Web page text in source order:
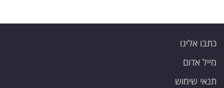
כתבו אלינו
מייל אדום
תנאי שימוש